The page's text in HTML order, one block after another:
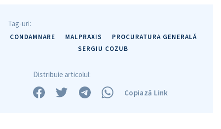
Tag-uri:
CONDAMNARE MALPRAXIS
PROCURATURA GENERALĂ
SERGIU COZUB
Distribuie articolul:
Copiază Link